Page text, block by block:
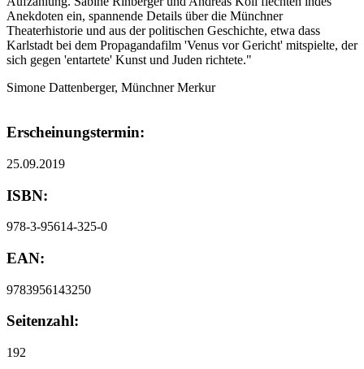
Anekdoten ein, spannende Details über die Münchner
Theaterhistorie und aus der politischen Geschichte, etwa dass
Karlstadt bei dem Propagandafilm 'Venus vor Gericht' mitspielte, der
sich gegen 'entartete' Kunst und Juden richtete."
Simone Dattenberger, Münchner Merkur
Erscheinungstermin:
25.09.2019
ISBN:
978-3-95614-325-0
EAN:
9783956143250
Seitenzahl:
192